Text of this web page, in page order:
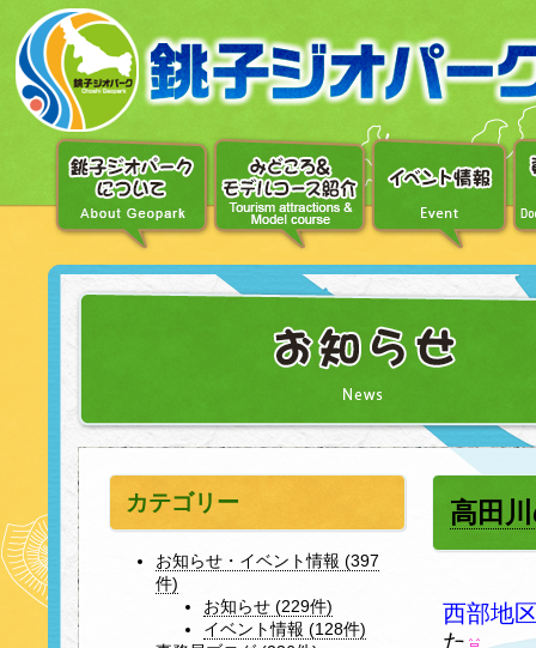
ュ
ー
高田
西部地
た
カテゴリー
お知らせ・イベント情報 (397
件)
お知らせ (229件)
イベント情報 (128件)